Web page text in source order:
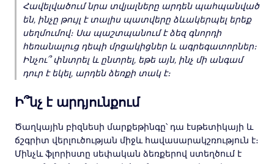
Հավելվածում նրա տվյալները արդեն պահպանված
են, ինչը թույլ է տալիս պատվերը ձևակերպել երեք
սեղմումով։ Սա պաշտպանում է ձեզ գնորդի
հեռանալուց դեպի մրցակիցներ և ագրեգատորներ։
Ինչու՞ փնտրել և ընտրել, եթե այն, ինչ մի անգամ
դուր է եկել, արդեն ձեռքի տակ է։
Ի՞նչ է արդյունքում
Ծաղկային բիզնեսի մարքեթինգը՝ դա էսթետիկայի և
ճշգրիտ վերլուծության միջև հավասարակշռություն է։
Մինչև ֆլորիստը սեփական ձեռքերով ստեղծում է